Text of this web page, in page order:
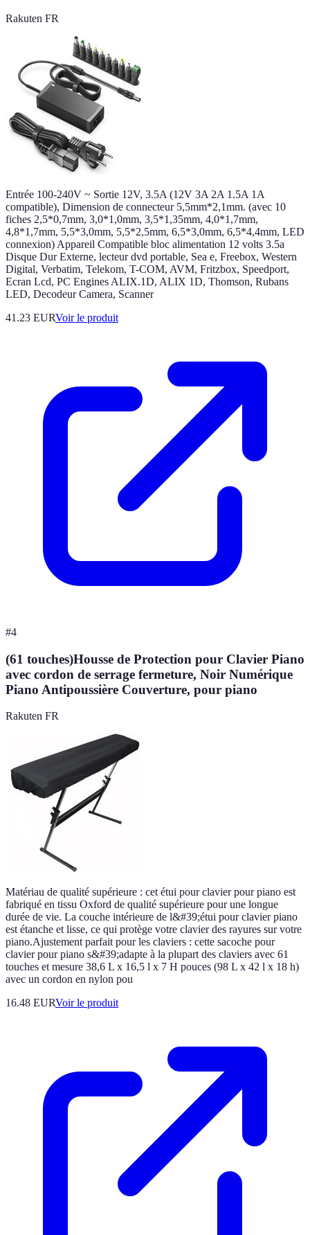
Rakuten FR
Entrée 100-240V ~ Sortie 12V, 3.5A (12V 3A 2A 1.5A 1A
compatible), Dimension de connecteur 5,5mm*2,1mm. (avec 10
fiches 2,5*0,7mm, 3,0*1,0mm, 3,5*1,35mm, 4,0*1,7mm,
4,8*1,7mm, 5,5*3,0mm, 5,5*2,5mm, 6,5*3,0mm, 6,5*4,4mm, LED
connexion) Appareil Compatible bloc alimentation 12 volts 3.5a
Disque Dur Externe, lecteur dvd portable, Sea e, Freebox, Western
Digital, Verbatim, Telekom, T-COM, AVM, Fritzbox, Speedport,
Ecran Lcd, PC Engines ALIX.1D, ALIX 1D, Thomson, Rubans
LED, Decodeur Camera, Scanner
41.23 EURVoir le produit
#4
(61 touches)Housse de Protection pour Clavier Piano
avec cordon de serrage fermeture, Noir Numérique
Piano Antipoussière Couverture, pour piano
Rakuten FR
Matériau de qualité supérieure : cet étui pour clavier pour piano est
fabriqué en tissu Oxford de qualité supérieure pour une longue
durée de vie. La couche intérieure de l&#39;étui pour clavier piano
est étanche et lisse, ce qui protège votre clavier des rayures sur votre
piano.Ajustement parfait pour les claviers : cette sacoche pour
clavier pour piano s&#39;adapte à la plupart des claviers avec 61
touches et mesure 38,6 L x 16,5 l x 7 H pouces (98 L x 42 l x 18 h)
avec un cordon en nylon pou
16.48 EURVoir le produit